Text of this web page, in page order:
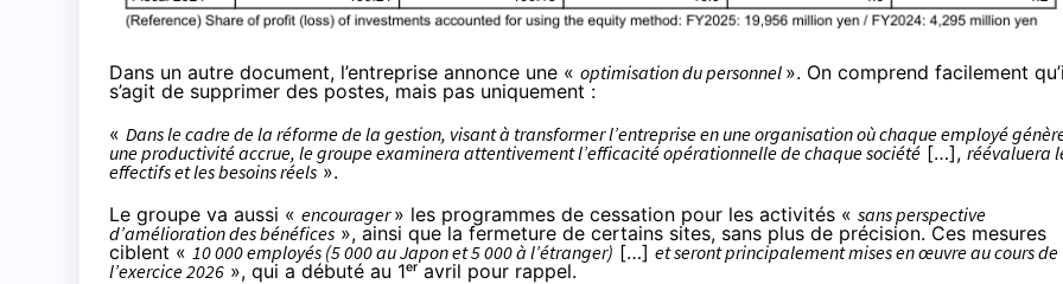
Dans un autre document, l’entreprise annonce une « optimisation du personnel ». On comprend facilement
s’agit de supprimer des postes, mais pas uniquement :
« Dans le cadre de la réforme de la gestion, visant à transformer l’entreprise en une organisation où chaque employé
une productivité accrue, le groupe examinera attentivement l’efficacité opérationnelle de chaque société […],réévaluera
effectifs et les besoins réels».
Le groupe va aussi « encourager» les programmes de cessation pour les activités « sans perspective
d’amélioration des bénéfices », ainsi que la fermeture de certains sites, sans plus de précision. Ces mesures
ciblent « 10 000 employés (5 000 au Japon et 5 000 à l’étranger) […] et seront principalement mises en œuvre au cours de
l’exercice 2026 », qui a débuté au 1ᵉʳ avril pour rappel.